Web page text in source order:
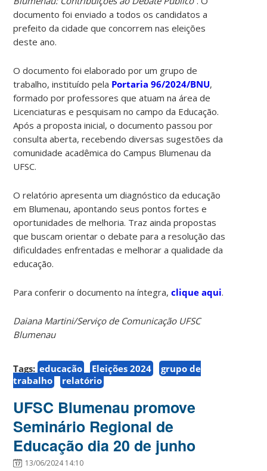
documento foi enviado a todos os candidatos a
prefeito da cidade que concorrem nas eleições
deste ano.
O documento foi elaborado por um grupo de
trabalho, instituído pela Portaria 96/2024/BNU,
formado por professores que atuam na área de
Licenciaturas e pesquisam no campo da Educação.
Após a proposta inicial, o documento passou por
consulta aberta, recebendo diversas sugestões da
comunidade acadêmica do Campus Blumenau da
UFSC.
O relatório apresenta um diagnóstico da educação
em Blumenau, apontando seus pontos fortes e
oportunidades de melhoria. Traz ainda propostas
que buscam orientar o debate para a resolução das
dificuldades enfrentadas e melhorar a qualidade da
educação.
Para conferir o documento na íntegra,clique aqui.
Daiana Martini/Serviço de Comunicação UFSC
Blumenau
Tags: educação Eleições 2024
grupo de
trabalho
relatório
UFSC Blumenau promove
Seminário Regional de
Educação dia 20 de junho
13/06/2024 14:10